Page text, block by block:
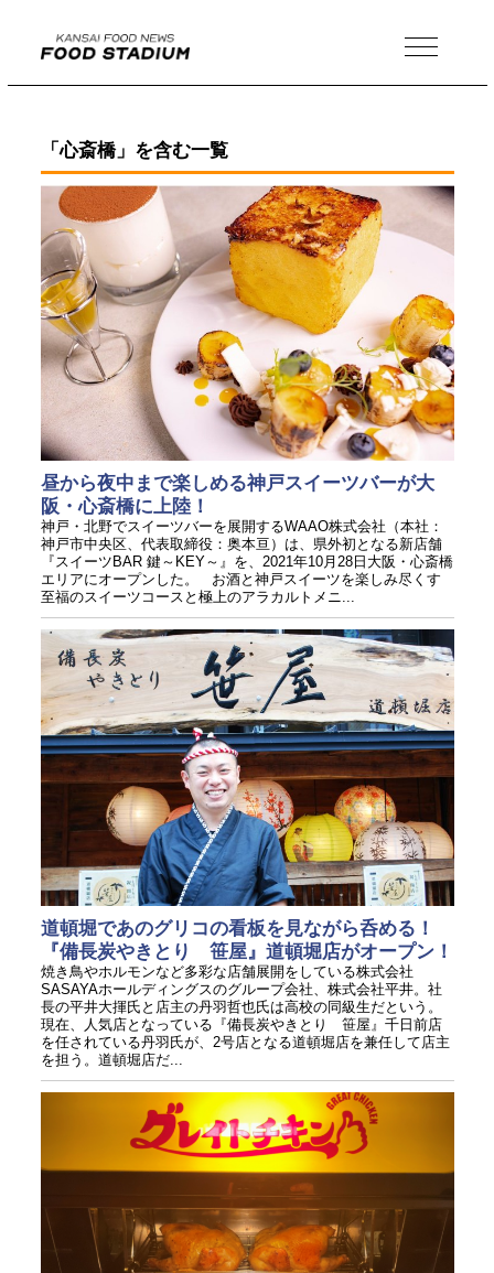
MENU
「心斎橋」を含む一覧
昼から夜中まで楽しめる神戸スイーツバーが大
阪・心斎橋に上陸！
神戸・北野でスイーツバーを展開するWAAO株式会社（本社：
神戸市中央区、代表取締役：奥本亘）は、県外初となる新店舗
『スイーツBAR 鍵～KEY～』を、2021年10月28日大阪・心斎橋
エリアにオープンした。 お酒と神戸スイーツを楽しみ尽くす
至福のスイーツコースと極上のアラカルトメニ...
道頓堀であのグリコの看板を見ながら呑める！
『備長炭やきとり 笹屋』道頓堀店がオープン！
焼き鳥やホルモンなど多彩な店舗展開をしている株式会社
SASAYAホールディングスのグループ会社、株式会社平井。社
長の平井大揮氏と店主の丹羽哲也氏は高校の同級生だという。
現在、人気店となっている『備長炭やきとり 笹屋』千日前店
を任されている丹羽氏が、2号店となる道頓堀店を兼任して店主
を担う。道頓堀店だ...